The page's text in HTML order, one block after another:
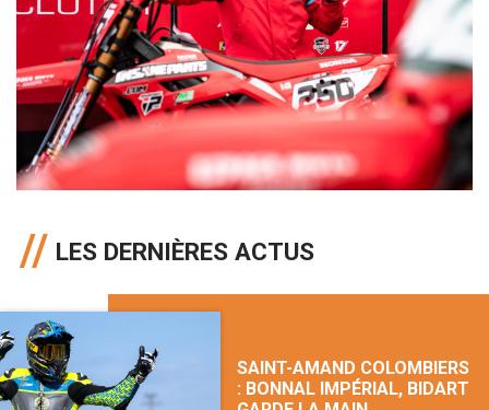
LES DERNIÈRES ACTUS
SAINT-AMAND COLOMBIERS
: BONNAL IMPÉRIAL, BIDART